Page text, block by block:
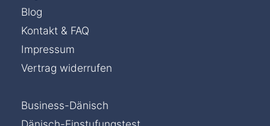
Blog
Kontakt & FAQ
Impressum
Vertrag widerrufen
Business-Dänisch